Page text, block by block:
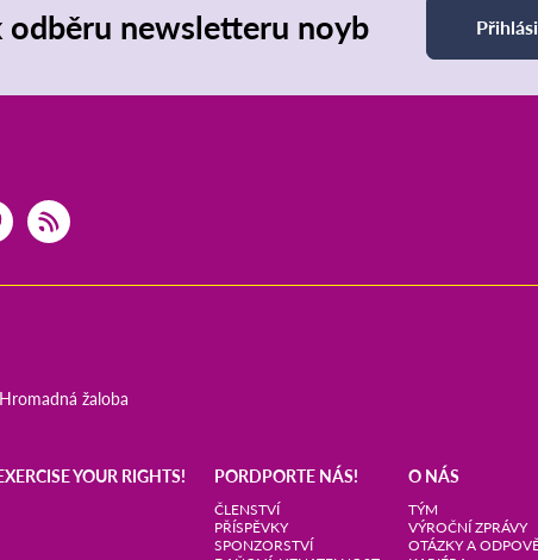
odběru newsletteru noyb
Hromadná žaloba
YOUR RIGHTS! PORDPORTE NÁS!
ČLENSTVÍ
PŘÍSPĚVKY
SPONZORSTVÍ
O NÁS
TÝM
VÝROČNÍ ZPRÁVY
OTÁZKY A